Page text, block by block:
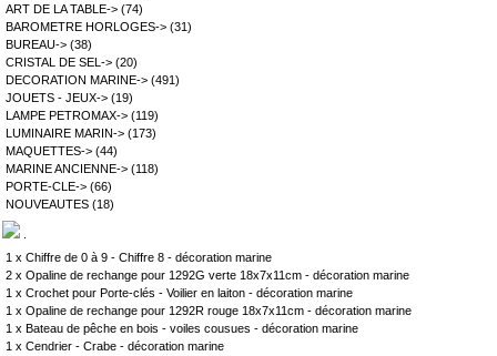
ART DE LA TABLE-> (74)
BAROMETRE HORLOGES-> (31)
BUREAU-> (38)
CRISTAL DE SEL-> (20)
DECORATION MARINE-> (491)
JOUETS - JEUX-> (19)
LAMPE PETROMAX-> (119)
LUMINAIRE MARIN-> (173)
MAQUETTES-> (44)
MARINE ANCIENNE-> (118)
PORTE-CLE-> (66)
NOUVEAUTES (18)
1 x Chiffre de 0 à 9 - Chiffre 8 - décoration marine
2 x Opaline de rechange pour 1292G verte 18x7x11cm - décoration marine
1 x Crochet pour Porte-clés - Voilier en laiton - décoration marine
1 x Opaline de rechange pour 1292R rouge 18x7x11cm - décoration marine
1 x Bateau de pêche en bois - voiles cousues - décoration marine
1 x Cendrier - Crabe - décoration marine